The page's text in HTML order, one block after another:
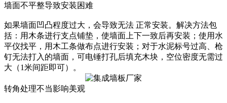
墙面不平整导致安装困难
如果墙面凹凸程度过大，会导致无法 正常安装。解决方法包
括：用木条进行支点铺垫，使墙面上下一致后再安装；使用水
平仪找平，用木工条做布点进行安装；对于水泥标号过高、枪
钉无法打入的墙面，可电锤打孔后填充木块，空位密度无需过
大（1米间距即可）。
转角处理不当影响美观